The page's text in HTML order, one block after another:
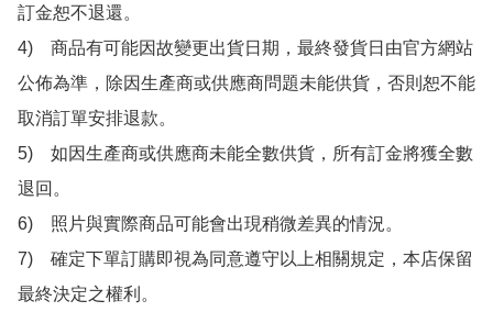
訂金恕不退還。
4)　商品有可能因故變更出貨日期，最終發貨日由官方網站
公佈為準，除因生產商或供應商問題未能供貨，否則恕不能
取消訂單安排退款。
5)　如因生產商或供應商未能全數供貨，所有訂金將獲全數
退回。
6)　照片與實際商品可能會出現稍微差異的情況。
7)　確定下單訂購即視為同意遵守以上相關規定，本店保留
最終決定之權利。